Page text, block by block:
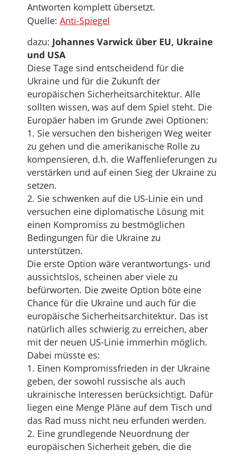
Antworten komplett übersetzt.
Quelle: Anti-Spiegel
dazu: Johannes Varwick über EU, Ukraine
und USA
Diese Tage sind entscheidend für die
Ukraine und für die Zukunft der
europäischen Sicherheitsarchitektur. Alle
sollten wissen, was auf dem Spiel steht. Die
Europäer haben im Grunde zwei Optionen:
1. Sie versuchen den bisherigen Weg weiter
zu gehen und die amerikanische Rolle zu
kompensieren, d.h. die Waffenlieferungen zu
verstärken und auf einen Sieg der Ukraine zu
setzen.
2. Sie schwenken auf die US-Linie ein und
versuchen eine diplomatische Lösung mit
einen Kompromiss zu bestmöglichen
Bedingungen für die Ukraine zu
unterstützen.
Die erste Option wäre verantwortungs- und
aussichtslos, scheinen aber viele zu
befürworten. Die zweite Option böte eine
Chance für die Ukraine und auch für die
europäische Sicherheitsarchitektur. Das ist
natürlich alles schwierig zu erreichen, aber
mit der neuen US-Linie immerhin möglich.
Dabei müsste es:
1. Einen Kompromissfrieden in der Ukraine
geben, der sowohl russische als auch
ukrainische Interessen berücksichtigt. Dafür
liegen eine Menge Pläne auf dem Tisch und
das Rad muss nicht neu erfunden werden.
2. Eine grundlegende Neuordnung der
europäischen Sicherheit geben, die die